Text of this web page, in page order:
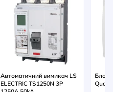
Автоматичний вимикач LS
ELECTRIC TS1250N 3P
Блок-